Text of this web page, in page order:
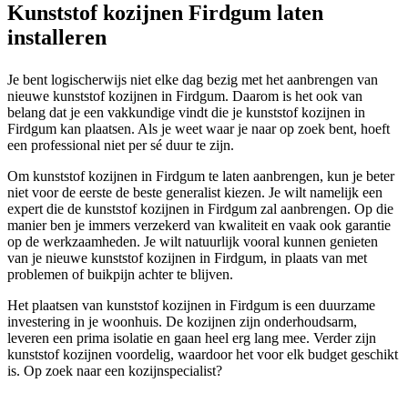
Kunststof kozijnen Firdgum laten
installeren
Je bent logischerwijs niet elke dag bezig met het aanbrengen van
nieuwe kunststof kozijnen in Firdgum. Daarom is het ook van
belang dat je een vakkundige vindt die je kunststof kozijnen in
Firdgum kan plaatsen. Als je weet waar je naar op zoek bent, hoeft
een professional niet per sé duur te zijn.
Om kunststof kozijnen in Firdgum te laten aanbrengen, kun je beter
niet voor de eerste de beste generalist kiezen. Je wilt namelijk een
expert die de kunststof kozijnen in Firdgum zal aanbrengen. Op die
manier ben je immers verzekerd van kwaliteit en vaak ook garantie
op de werkzaamheden. Je wilt natuurlijk vooral kunnen genieten
van je nieuwe kunststof kozijnen in Firdgum, in plaats van met
problemen of buikpijn achter te blijven.
Het plaatsen van kunststof kozijnen in Firdgum is een duurzame
investering in je woonhuis. De kozijnen zijn onderhoudsarm,
leveren een prima isolatie en gaan heel erg lang mee. Verder zijn
kunststof kozijnen voordelig, waardoor het voor elk budget geschikt
is. Op zoek naar een kozijnspecialist?